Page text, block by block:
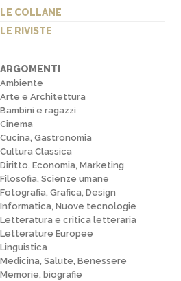
LE COLLANE
LE RIVISTE
ARGOMENTI
Ambiente
Arte e Architettura
Bambini e ragazzi
Cinema
Cucina, Gastronomia
Cultura Classica
Diritto, Economia, Marketing
Filosofia, Scienze umane
Fotografia, Grafica, Design
Informatica, Nuove tecnologie
Letteratura e critica letteraria
Letterature Europee
Linguistica
Medicina, Salute, Benessere
Memorie, biografie